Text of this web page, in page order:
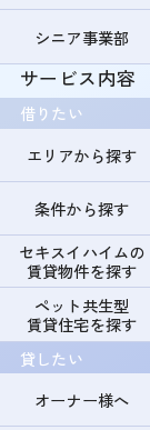
シニア事業部
サービス内容
借りたい
エリアから探す
条件から探す
セキスイハイムの
賃貸物件を探す
ペット共生型
賃貸住宅を探す
貸したい
オーナー様へ